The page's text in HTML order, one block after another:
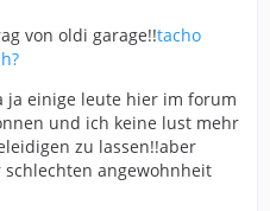
von oldi garage!!tacho
ja einige leute hier im forum
und ich keine lust mehr
zu lassen!!aber
angewohnheit